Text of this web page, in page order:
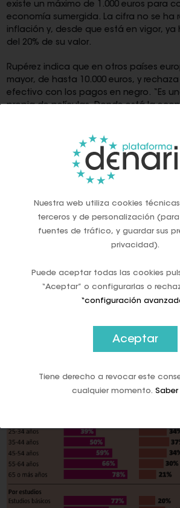
existe un máximo de 1.000 euros para
economía sumergida. La cifra no se ha
inflación y, desde que está en vigor, ya
del 20% de su valor.
Rupérez indica que en otros países
mayor, de hasta 10.000 euros, y
efectivo con los pagos en negro. “Es
propia de películas. Donde está la
El BCE calcula que cada año se hacen
240 billones de euros en la zona euro,
billones de monedas y billetes en
figura, en realidad, entre los países que
Austria y Eslovenia. Los países nórdicos
ágiles al prescindir de él y ahora están
camino inverso ante la amenaza rusa.
Nuestra web utiliza cookies
terceros y de personalización
fuentes de tráfico, y guardar sus
privacidad).
Puede aceptar todas las cookies
“Aceptar” o configurarlas o
“configuración
Aceptar
Tiene derecho a revocar este
cualquier momento. Saber